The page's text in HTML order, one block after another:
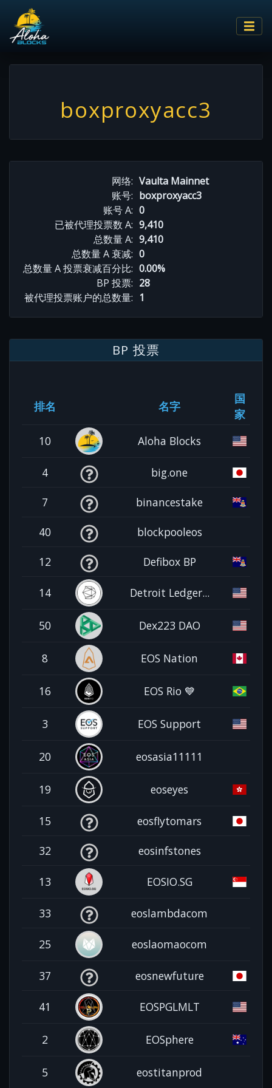
boxproxyacc3
网络: Vaulta Mainnet
账号: boxproxyacc3
账号 A: 0
已被代理投票数 A: 9,410
总数量 A: 9,410
总数量 A 衰减: 0
总数量 A 投票衰减百分比: 0.00%
BP 投票: 28
被代理投票账户的总数量: 1
BP 投票
排名 名字
国
家
10
Aloha Blocks
4 big.one
7 binancestake
40 blockpooleos
12 Defibox BP
14 Detroit Ledger...
50 Dex223 DAO
8 EOS Nation
16 EOS Rio 💙
3 EOS Support
20 eosasia11111
19 eoseyes
15 eosflytomars
32 eosinfstones
13 EOSIO.SG
33 eoslambdacom
25 eoslaomaocom
37 eosnewfuture
41 EOSPGLMLT
2 EOSphere
5 eostitanprod